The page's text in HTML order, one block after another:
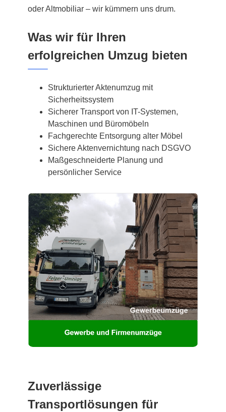
oder Altmobiliar – wir kümmern uns drum.
Was wir für Ihren
erfolgreichen Umzug bieten
Strukturierter Aktenumzug mit
Sicherheitssystem
Sicherer Transport von IT-Systemen,
Maschinen und Büromöbeln
Fachgerechte Entsorgung alter Möbel
Sichere Aktenvernichtung nach DSGVO
Maßgeschneiderte Planung und
persönlicher Service
Zuverlässige
Transportlösungen für